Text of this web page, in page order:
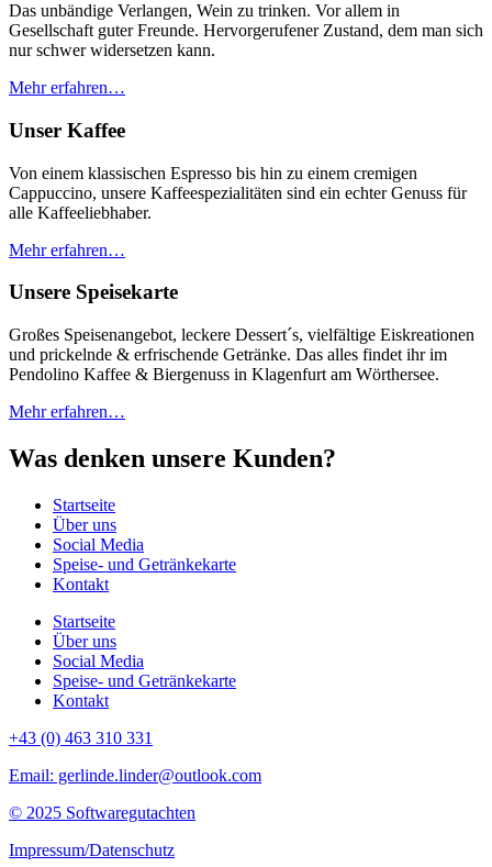
Das unbändige Verlangen, Wein zu trinken. Vor allem in
Gesellschaft guter Freunde. Hervorgerufener Zustand, dem man sich
nur schwer widersetzen kann.
Mehr erfahren…
Unser Kaffee
Von einem klassischen Espresso bis hin zu einem cremigen
Cappuccino, unsere Kaffeespezialitäten sind ein echter Genuss für
alle Kaffeeliebhaber.
Mehr erfahren…
Unsere Speisekarte
Großes Speisenangebot, leckere Dessert´s, vielfältige Eiskreationen
und prickelnde & erfrischende Getränke. Das alles findet ihr im
Pendolino Kaffee & Biergenuss in Klagenfurt am Wörthersee.
Mehr erfahren…
Was denken unsere Kunden?
Startseite
Über uns
Social Media
Speise- und Getränkekarte
Kontakt
Startseite
Über uns
Social Media
Speise- und Getränkekarte
Kontakt
+43 (0) 463 310 331
Email: gerlinde.linder@outlook.com
© 2025 Softwaregutachten
Impressum/Datenschutz